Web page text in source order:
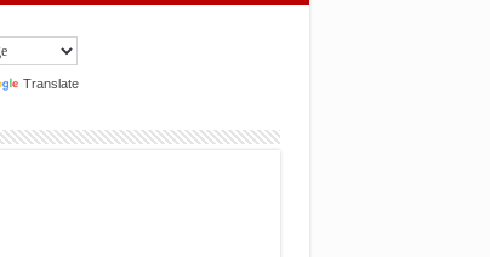
Translate